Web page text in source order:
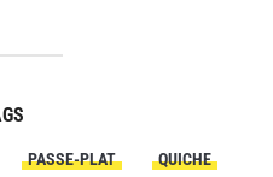
PASSE-PLAT
QUICHE